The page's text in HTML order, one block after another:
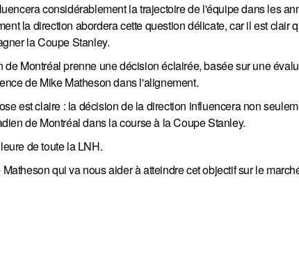
considérablement la trajectoire de l'équipe dans les
la direction abordera cette question délicate, car il est clair
la Coupe Stanley.
Montréal prenne une décision éclairée, basée sur une
de Mike Matheson dans l'alignement.
est claire : la décision de la direction influencera non
de Montréal dans la course à la Coupe Stanley.
de toute la LNH.
qui va nous aider à atteindre cet objectif sur le